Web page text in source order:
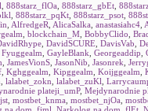
888starz_flOa 888starz_gbEt,
888starz_pqKt, 888starz_psot,
AlfredgeR AlicaSalka anastasiahc4,
blockchain_M, BobbyClido
, DavidSCURE, DavisVab
Fyuggealm GayleBlank Georgeaddip
JamesVionS, JasonNib Jasonrek
, Kghggealm Kipggealm Koijggealm
lalabet_zokn lalabet_zuKl
plateji_umP, Mejdynarodnie
, mostbet_knma mostbet_njOa